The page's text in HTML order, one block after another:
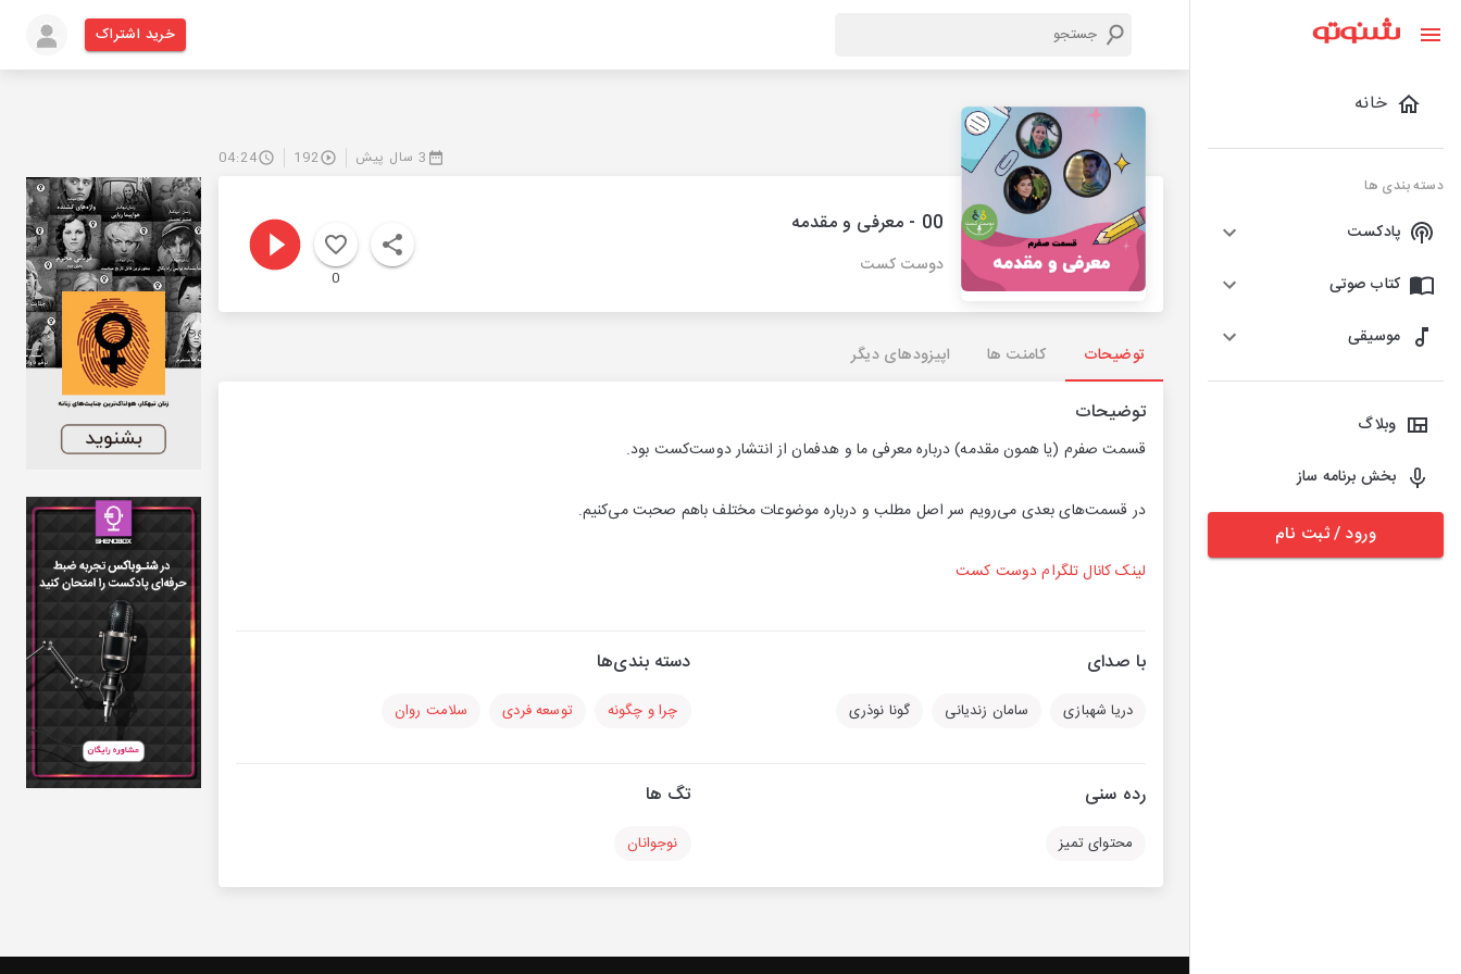
خانه
دسته بندی ها
پادکست
کتاب صوتی
موسیقی
وبلاگ
بخش برنامه ساز
ورود / ثبت نام
خرید اشتراک
3 سال پیش 192
04:24
00 - معرفی و مقدمه
دوست کست
0
توضیحات کامنت ها اپیزودهای دیگر
توضیحات
قسمت صفرم (یا همون مقدمه) درباره معرفی ما و هدفمان از انتشار دوست‌کست بود.
در قسمت‌های بعدی می‌رویم سر اصل مطلب و درباره موضوعات مختلف با‌هم صحبت می‌کنیم.
لینک کانال تلگرام دوست کست
با صدای
دریا شهبازی سامان زندیانی گونا نوذری
دسته بندی‌ها
چرا و چگونه توسعه فردی سلامت روان
رده سنی
محتوای تمیز
تگ ها
نوجوانان